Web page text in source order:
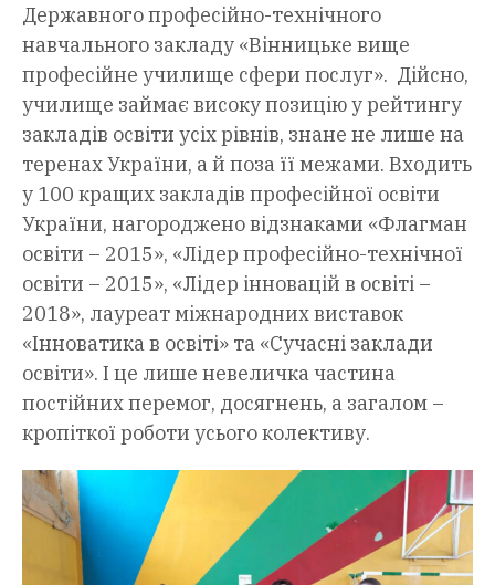
Державного професійно-технічного
навчального закладу «Вінницьке вище
професійне училище сфери послуг». Дійсно,
училище займає високу позицію у рейтингу
закладів освіти усіх рівнів, знане не лише на
теренах України, а й поза її межами. Входить
у 100 кращих закладів професійної освіти
України, нагороджено відзнаками «Флагман
освіти – 2015», «Лідер професійно-технічної
освіти – 2015», «Лідер інновацій в освіті –
2018», лауреат міжнародних виставок
«Інноватика в освіті» та «Сучасні заклади
освіти». І це лише невеличка частина
постійних перемог, досягнень, а загалом –
кропіткої роботи усього колективу.